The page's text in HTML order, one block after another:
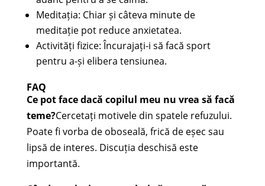
Meditația: Chiar și câteva minute de
meditație pot reduce anxietatea.
Activități fizice: Încurajați-i să facă sport
pentru a-și elibera tensiunea.
FAQ
Ce pot face dacă copilul meu nu vrea să facă
teme?Cercetați motivele din spatele refuzului.
Poate fi vorba de oboseală, frică de eșec sau
lipsă de interes. Discuția deschisă este
importantă.